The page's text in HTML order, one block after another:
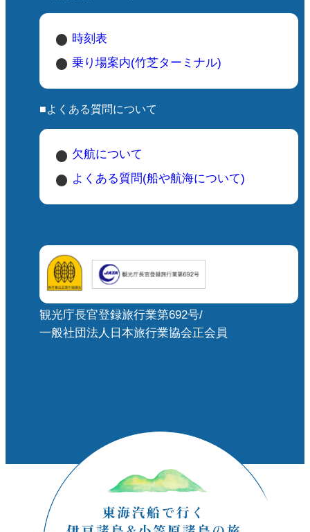
時刻表
乗り場案内(竹芝ターミナル)
■よくある質問について
欠航について
よくある質問(船や航海について)
観光庁長官登録旅行業第692号/
一般社団法人日本旅行業協会正会員